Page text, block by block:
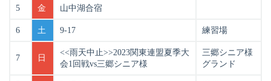
5 金 山中湖合宿
6 土 9-17 練習場
7 日
<<雨天中止>>2023関東連盟夏季大
会1回戦vs三郷シニア様
三郷シニア様
グランド